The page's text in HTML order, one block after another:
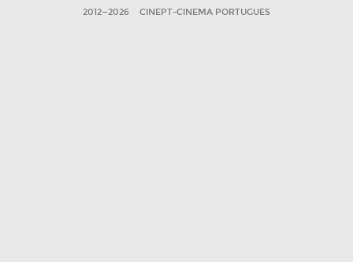
2012—2026 CINEPT-CINEMA PORTUGUES